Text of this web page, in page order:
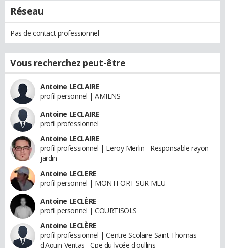
Réseau
Pas de contact professionnel
Vous recherchez peut-être
Antoine LECLAIRE
profil personnel | AMIENS
Antoine LECLAIRE
profil professionnel
Antoine LECLAIRE
profil professionnel | Leroy Merlin - Responsable rayon
jardin
Antoine LECLERE
profil personnel | MONTFORT SUR MEU
Antoine LECLÈRE
profil personnel | COURTISOLS
Antoine LECLÈRE
profil professionnel | Centre Scolaire Saint Thomas
d'Aquin Veritas - Cpe du lycée d'oullins